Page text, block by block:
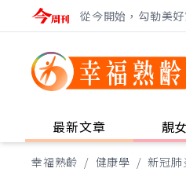
從今開始，勾勒美
最新文章 靚
幸福熟齡 / 健康學 / 新冠肺